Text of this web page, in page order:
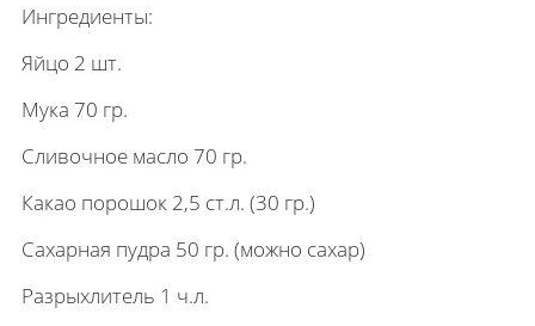
Ингредиенты:
Яйцо 2 шт.
Мука 70 гр.
Сливочное масло 70 гр.
Какао порошок 2,5 ст.л. (30 гр.)
Сахарная пудра 50 гр. (можно сахар)
Разрыхлитель 1 ч.л.